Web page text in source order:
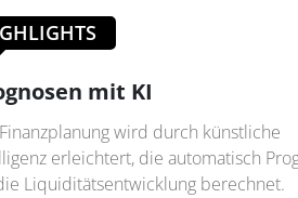
mit KI
wird durch künstliche
erleichtert, die automatisch
Liquiditätsentwicklung berechnet.